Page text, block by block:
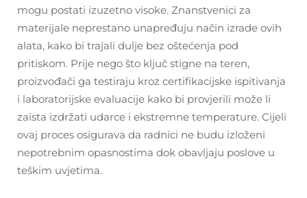
mogu postati izuzetno visoke. Znanstvenici za
materijale neprestano unapređuju način izrade ovih
alata, kako bi trajali dulje bez oštećenja pod
pritiskom. Prije nego što ključ stigne na teren,
proizvođači ga testiraju kroz certifikacijske ispitivanja
i laboratorijske evaluacije kako bi provjerili može li
zaista izdržati udarce i ekstremne temperature. Cijeli
ovaj proces osigurava da radnici ne budu izloženi
nepotrebnim opasnostima dok obavljaju poslove u
teškim uvjetima.